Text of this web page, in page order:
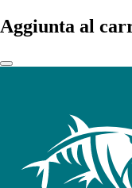
Aggiunta al